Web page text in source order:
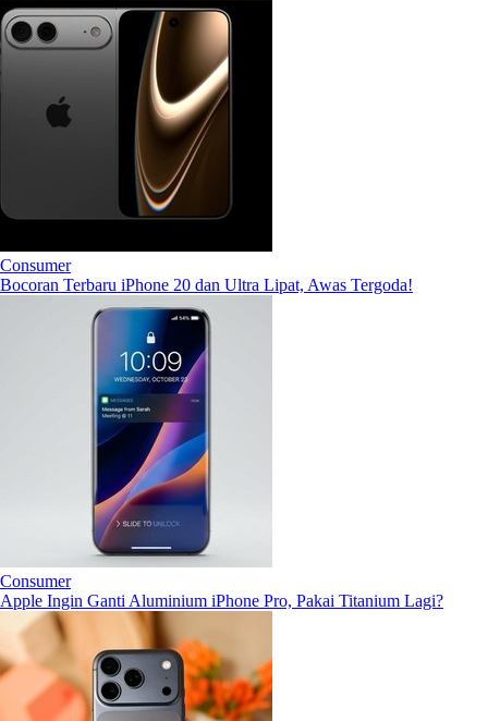
Consumer
Bocoran Terbaru iPhone 20 dan Ultra Lipat, Awas Tergoda!
Consumer
Apple Ingin Ganti Aluminium iPhone Pro, Pakai Titanium Lagi?